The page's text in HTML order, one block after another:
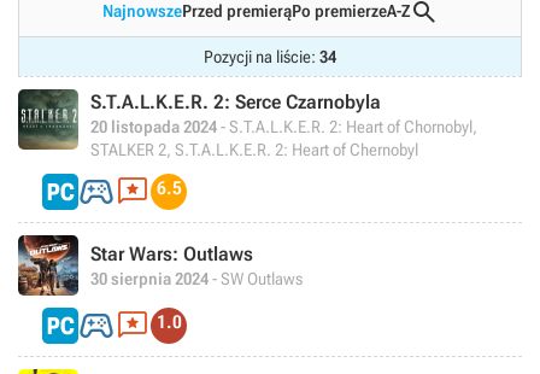
NajnowszePrzed premierąPo premierzeA-Z
Pozycji na liście: 34
S.T.A.L.K.E.R. 2: Serce Czarnobyla
20 listopada 2024- S.T.A.L.K.E.R. 2: Heart of Chornobyl,
STALKER 2, S.T.A.L.K.E.R. 2: Heart of Chernobyl
 6.5
Star Wars: Outlaws
30 sierpnia 2024- SW Outlaws
 1.0